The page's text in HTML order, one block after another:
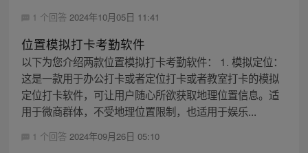
1 个回答 2024年10月05日 11:41
位置模拟打卡考勤软件
以下为您介绍两款位置模拟打卡考勤软件： 1. 模拟定位：
这是一款用于办公打卡或者定位打卡或者教室打卡的模拟
定位打卡软件，可让用户随心所欲获取地理位置信息。适
用于微商群体，不受地理位置限制，也适用于娱乐...
1 个回答 2024年09月26日 05:10